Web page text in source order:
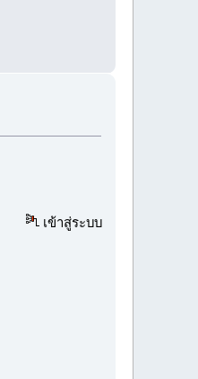
เข้าสู่ระบบ